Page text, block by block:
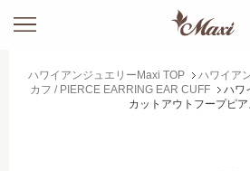
ハワイアンジュエリーMaxi TOP
ハワイア
カフ / PIERCE EARRING EAR CUFF
ハワ
カットアウトフープピ